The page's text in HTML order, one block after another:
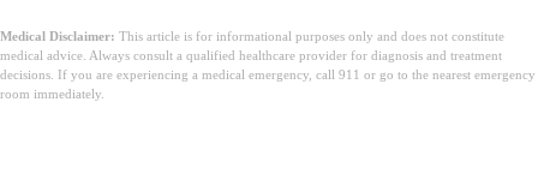
Medical Disclaimer: This article is for informational purposes only and does not constitute
medical advice. Always consult a qualified healthcare provider for diagnosis and treatment
decisions. If you are experiencing a medical emergency, call 911 or go to the nearest emergency
room immediately.